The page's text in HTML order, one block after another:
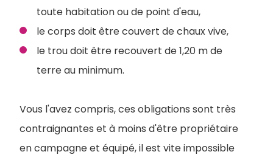
toute habitation ou de point d'eau,
le corps doit être couvert de chaux vive,
le trou doit être recouvert de 1,20 m de
terre au minimum.
Vous l'avez compris, ces obligations sont très
contraignantes et à moins d'être propriétaire
en campagne et équipé, il est vite impossible